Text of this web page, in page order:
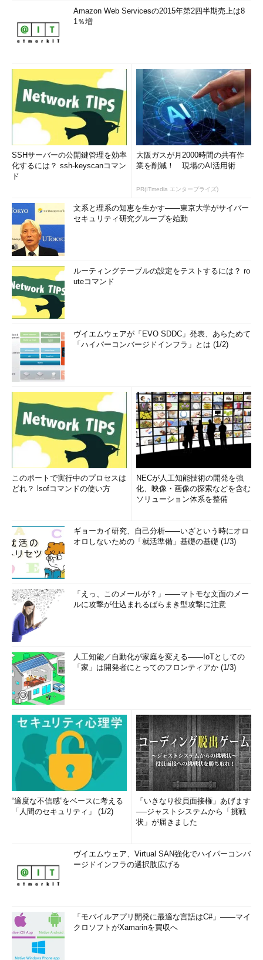
Amazon Web Servicesの2015年第2四半期売上は8
1％増
SSHサーバーの公開鍵管理を効率
化するには？ ssh-keyscanコマン
ド
大阪ガスが月2000時間の共有作
業を削減！ 現場のAI活用術
PR(ITmedia エンタープライズ)
文系と理系の知恵を生かす――東京大学がサイバー
セキュリティ研究グループを始動
ルーティングテーブルの設定をテストするには？ ro
uteコマンド
ヴイエムウェアが「EVO SDDC」発表、あらためて
「ハイパーコンバージドインフラ」とは (1/2)
このポートで実行中のプロセスは
どれ？ lsofコマンドの使い方
NECが人工知能技術の開発を強
化、映像・画像の探索などを含む
ソリューション体系を整備
ギョーカイ研究、自己分析――いざという時にオロ
オロしないための「就活準備」基礎の基礎 (1/3)
「えっ、このメールが？」――マトモな文面のメー
ルに攻撃が仕込まれるばらまき型攻撃に注意
人工知能／自動化が家庭を変える――IoTとしての
「家」は開発者にとってのフロンティアか (1/3)
“適度な不信感”をベースに考える
「人間のセキュリティ」 (1/2)
「いきなり役員面接権」あげます
──ジャストシステムから「挑戦
状」が届きました
ヴイエムウェア、Virtual SAN強化でハイパーコンバ
ージドインフラの選択肢広げる
「モバイルアプリ開発に最適な言語はC#」――マイ
クロソフトがXamarinを買収へ